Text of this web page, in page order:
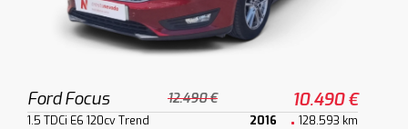
Ford Focus 12.490 € 10.490 €
1.5 TDCi E6 120cv Trend 2016 128.593 km